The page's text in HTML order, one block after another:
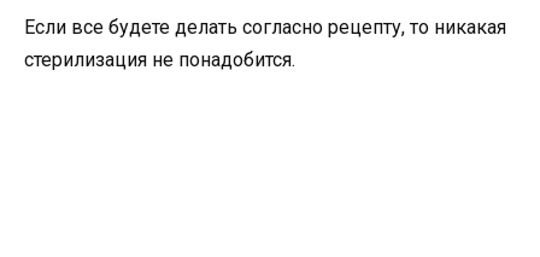
Если все будете делать согласно рецепту, то никакая
стерилизация не понадобится.